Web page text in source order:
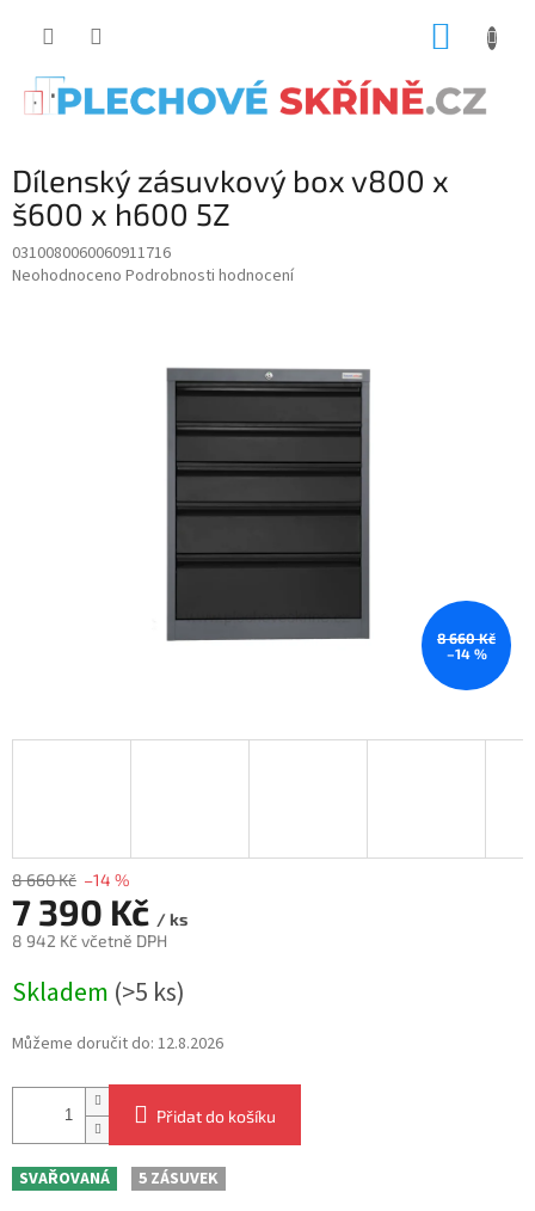
Dílenský zásuvkový box v800 x
š600 x h600 5Z
0310080060060911716
Průměrné
Neohodnoceno Podrobnosti hodnocení
8 660 Kč
–14 %
8 660 Kč –14 %
7 390 Kč / ks
8 942 Kč včetně DPH
cena:
Skladem (>5 ks)
Můžeme doručit do: 12.8.2026
Přidat do košíku
SVAŘOVANÁ 5 ZÁSUVEK